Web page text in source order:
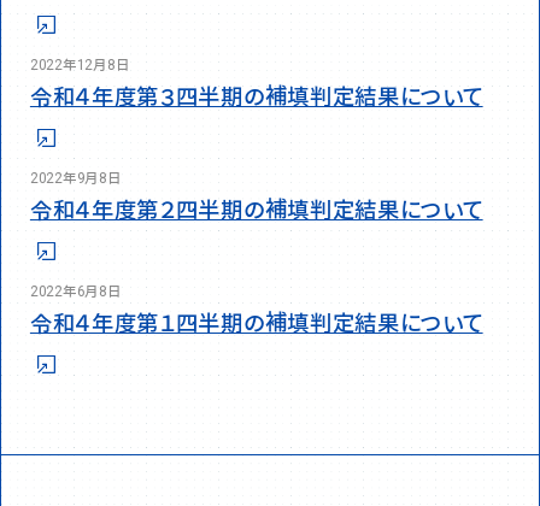
Q&A集
補填発動状況
お問い合わせ先
TEL:03-6895-0100 FAX: 03-6895-0107
2022年12月8日
令和４年度第３四半期の補填判定結果について
2022年9月8日
令和４年度第２四半期の補填判定結果について
2022年6月8日
令和４年度第１四半期の補填判定結果について